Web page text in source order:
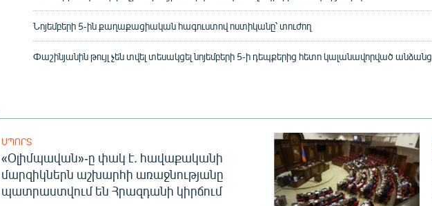
Նոյեմբերի 5-ին քաղաքացիական հագուստով ոստիկանը՝ տուժող
Փաշինյանին թույլ չեն տվել տեսակցել նոյեմբերի 5-ի դեպքերից հետո կալանավորված անձանց
ՍՊՈՐՏ
«Օլիմպավան»-ը փակ է. հավաքականի
մարզիկներն աշխարհի առաջնությանը
պատրաստվում են Հրազդանի կիրճում